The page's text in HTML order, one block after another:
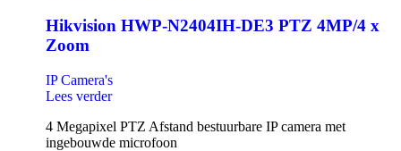
Hikvision HWP-N2404IH-DE3 PTZ 4MP/4 x
Zoom
IP Camera's
Lees verder
4 Megapixel PTZ Afstand bestuurbare IP camera met
ingebouwde microfoon